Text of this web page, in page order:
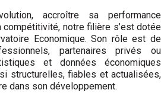
accroître sa performance
compétitivité, notre filière s’est dotée
Economique. Son rôle est de
partenaires privés ou
et données économiques
structurelles, fiables et actualisées,
dans son développement.